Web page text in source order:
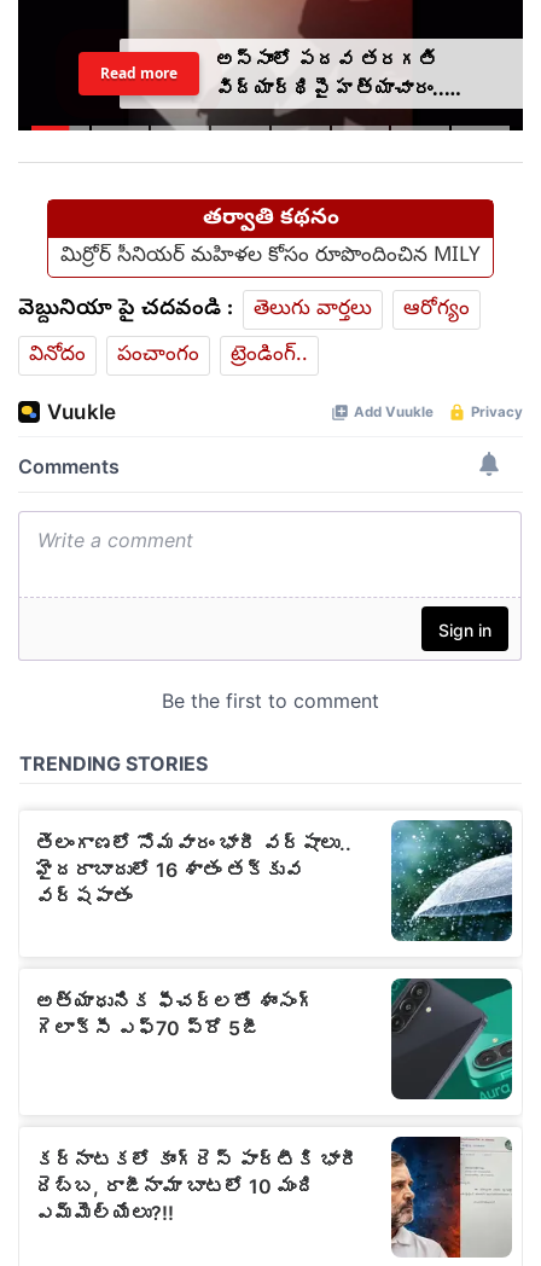
అస్సాంలో పదవ తరగతి
విద్యార్థిపై హత్యాచారం..
ఫంక్షన్‌కు వెళ్లిన తల్లి..
Read more
తర్వాతి కథనం
మిర్రోర్ సీనియర్ మహిళల కోసం రూపొందించిన MILY
వెబ్దునియా పై చదవండి : తెలుగు వార్తలు
ఆరోగ్యం
వినోదం
పంచాంగం ట్రెండింగ్..